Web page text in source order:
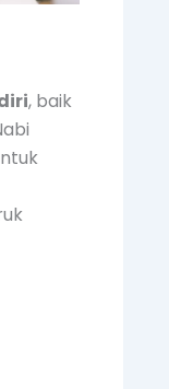
, baik